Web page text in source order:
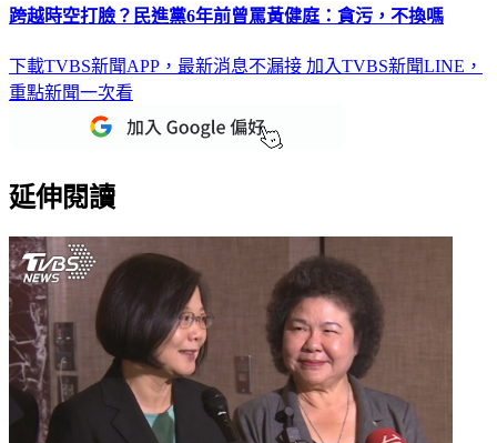
跨越時空打臉？民進黨6年前曾罵黃健庭：貪污，不換嗎
下載TVBS新聞APP，最新消息不漏接 加入TVBS新聞LINE，
重點新聞一次看
延伸閱讀